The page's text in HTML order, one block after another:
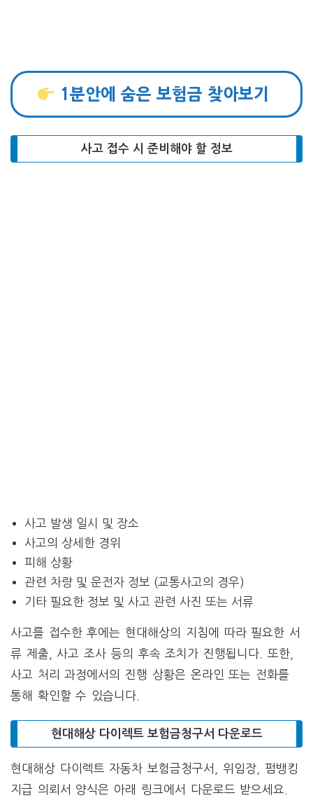
1분안에 숨은 보험금 찾아보기
사고 접수 시 준비해야 할 정보
사고 발생 일시 및 장소
사고의 상세한 경위
피해 상황
관련 차량 및 운전자 정보 (교통사고의 경우)
기타 필요한 정보 및 사고 관련 사진 또는 서류
사고를 접수한 후에는 현대해상의 지침에 따라 필요한 서
류 제출, 사고 조사 등의 후속 조치가 진행됩니다. 또한,
사고 처리 과정에서의 진행 상황은 온라인 또는 전화를
통해 확인할 수 있습니다.
현대해상 다이렉트 보험금청구서 다운로드
현대해상 다이렉트 자동차 보험금청구서, 위임장, 펌뱅킹
지급 의뢰서 양식은 아래 링크에서 다운로드 받으세요.